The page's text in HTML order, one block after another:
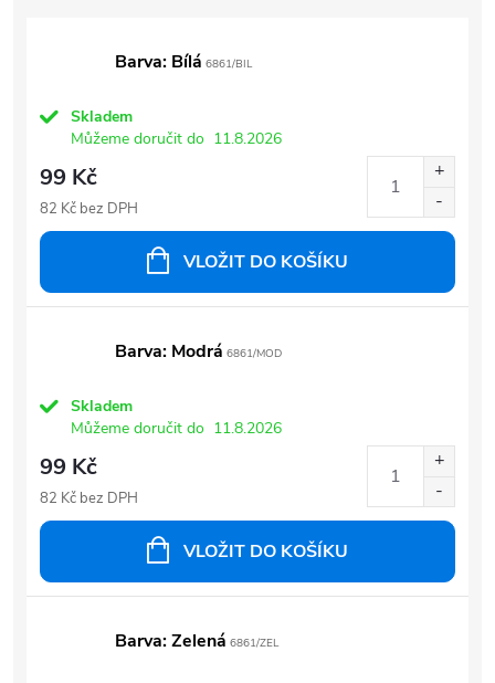
Barva: Bílá 6861/BIL
Skladem
Můžeme doručit do 11.8.2026
99 Kč
82 Kč bez DPH
VLOŽIT DO KOŠÍKU
Barva: Modrá 6861/MOD
Skladem
Můžeme doručit do 11.8.2026
99 Kč
82 Kč bez DPH
VLOŽIT DO KOŠÍKU
Barva: Zelená 6861/ZEL